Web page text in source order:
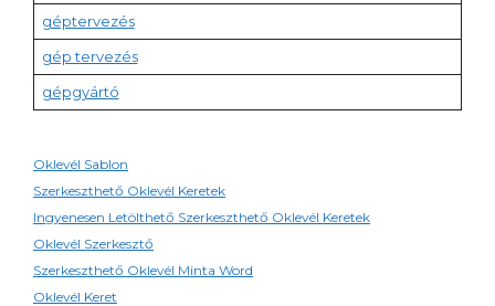
géptervezés
gép tervezés
gépgyártó
Oklevél Sablon
Szerkeszthető Oklevél Keretek
Ingyenesen Letölthető Szerkeszthető Oklevél Keretek
Oklevél Szerkesztő
Szerkeszthető Oklevél Minta Word
Oklevél Keret